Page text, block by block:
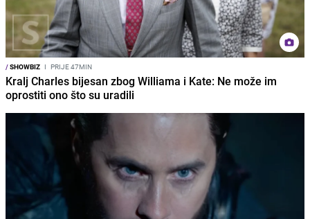
/SHOWBIZ I PRIJE 47MIN
Kralj Charles bijesan zbog Williama i Kate: Ne može im
oprostiti ono što su uradili